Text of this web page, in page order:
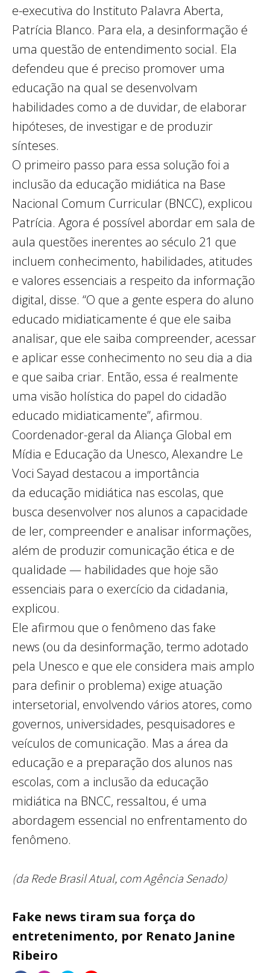
e-executiva do Instituto Palavra Aberta,
Patrícia Blanco. Para ela, a desinformação é
uma questão de entendimento social. Ela
defendeu que é preciso promover uma
educação na qual se desenvolvam
habilidades como a de duvidar, de elaborar
hipóteses, de investigar e de produzir
sínteses.
O primeiro passo para essa solução foi a
inclusão da educação midiática na Base
Nacional Comum Curricular (BNCC), explicou
Patrícia. Agora é possível abordar em sala de
aula questões inerentes ao século 21 que
incluem conhecimento, habilidades, atitudes
e valores essenciais a respeito da informação
digital, disse. “O que a gente espera do aluno
educado midiaticamente é que ele saiba
analisar, que ele saiba compreender, acessar
e aplicar esse conhecimento no seu dia a dia
e que saiba criar. Então, essa é realmente
uma visão holística do papel do cidadão
educado midiaticamente”, afirmou.
Coordenador-geral da Aliança Global em
Mídia e Educação da Unesco, Alexandre Le
Voci Sayad destacou a importância
da educação midiática nas escolas, que
busca desenvolver nos alunos a capacidade
de ler, compreender e analisar informações,
além de produzir comunicação ética e de
qualidade — habilidades que hoje são
essenciais para o exercício da cidadania,
explicou.
Ele afirmou que o fenômeno das fake
news (ou da desinformação, termo adotado
pela Unesco e que ele considera mais amplo
para definir o problema) exige atuação
intersetorial, envolvendo vários atores, como
governos, universidades, pesquisadores e
veículos de comunicação. Mas a área da
educação e a preparação dos alunos nas
escolas, com a inclusão da educação
midiática na BNCC, ressaltou, é uma
abordagem essencial no enfrentamento do
fenômeno.
(da Rede Brasil Atual, com Agência Senado)
Fake news tiram sua força do
entretenimento, por Renato Janine
Ribeiro